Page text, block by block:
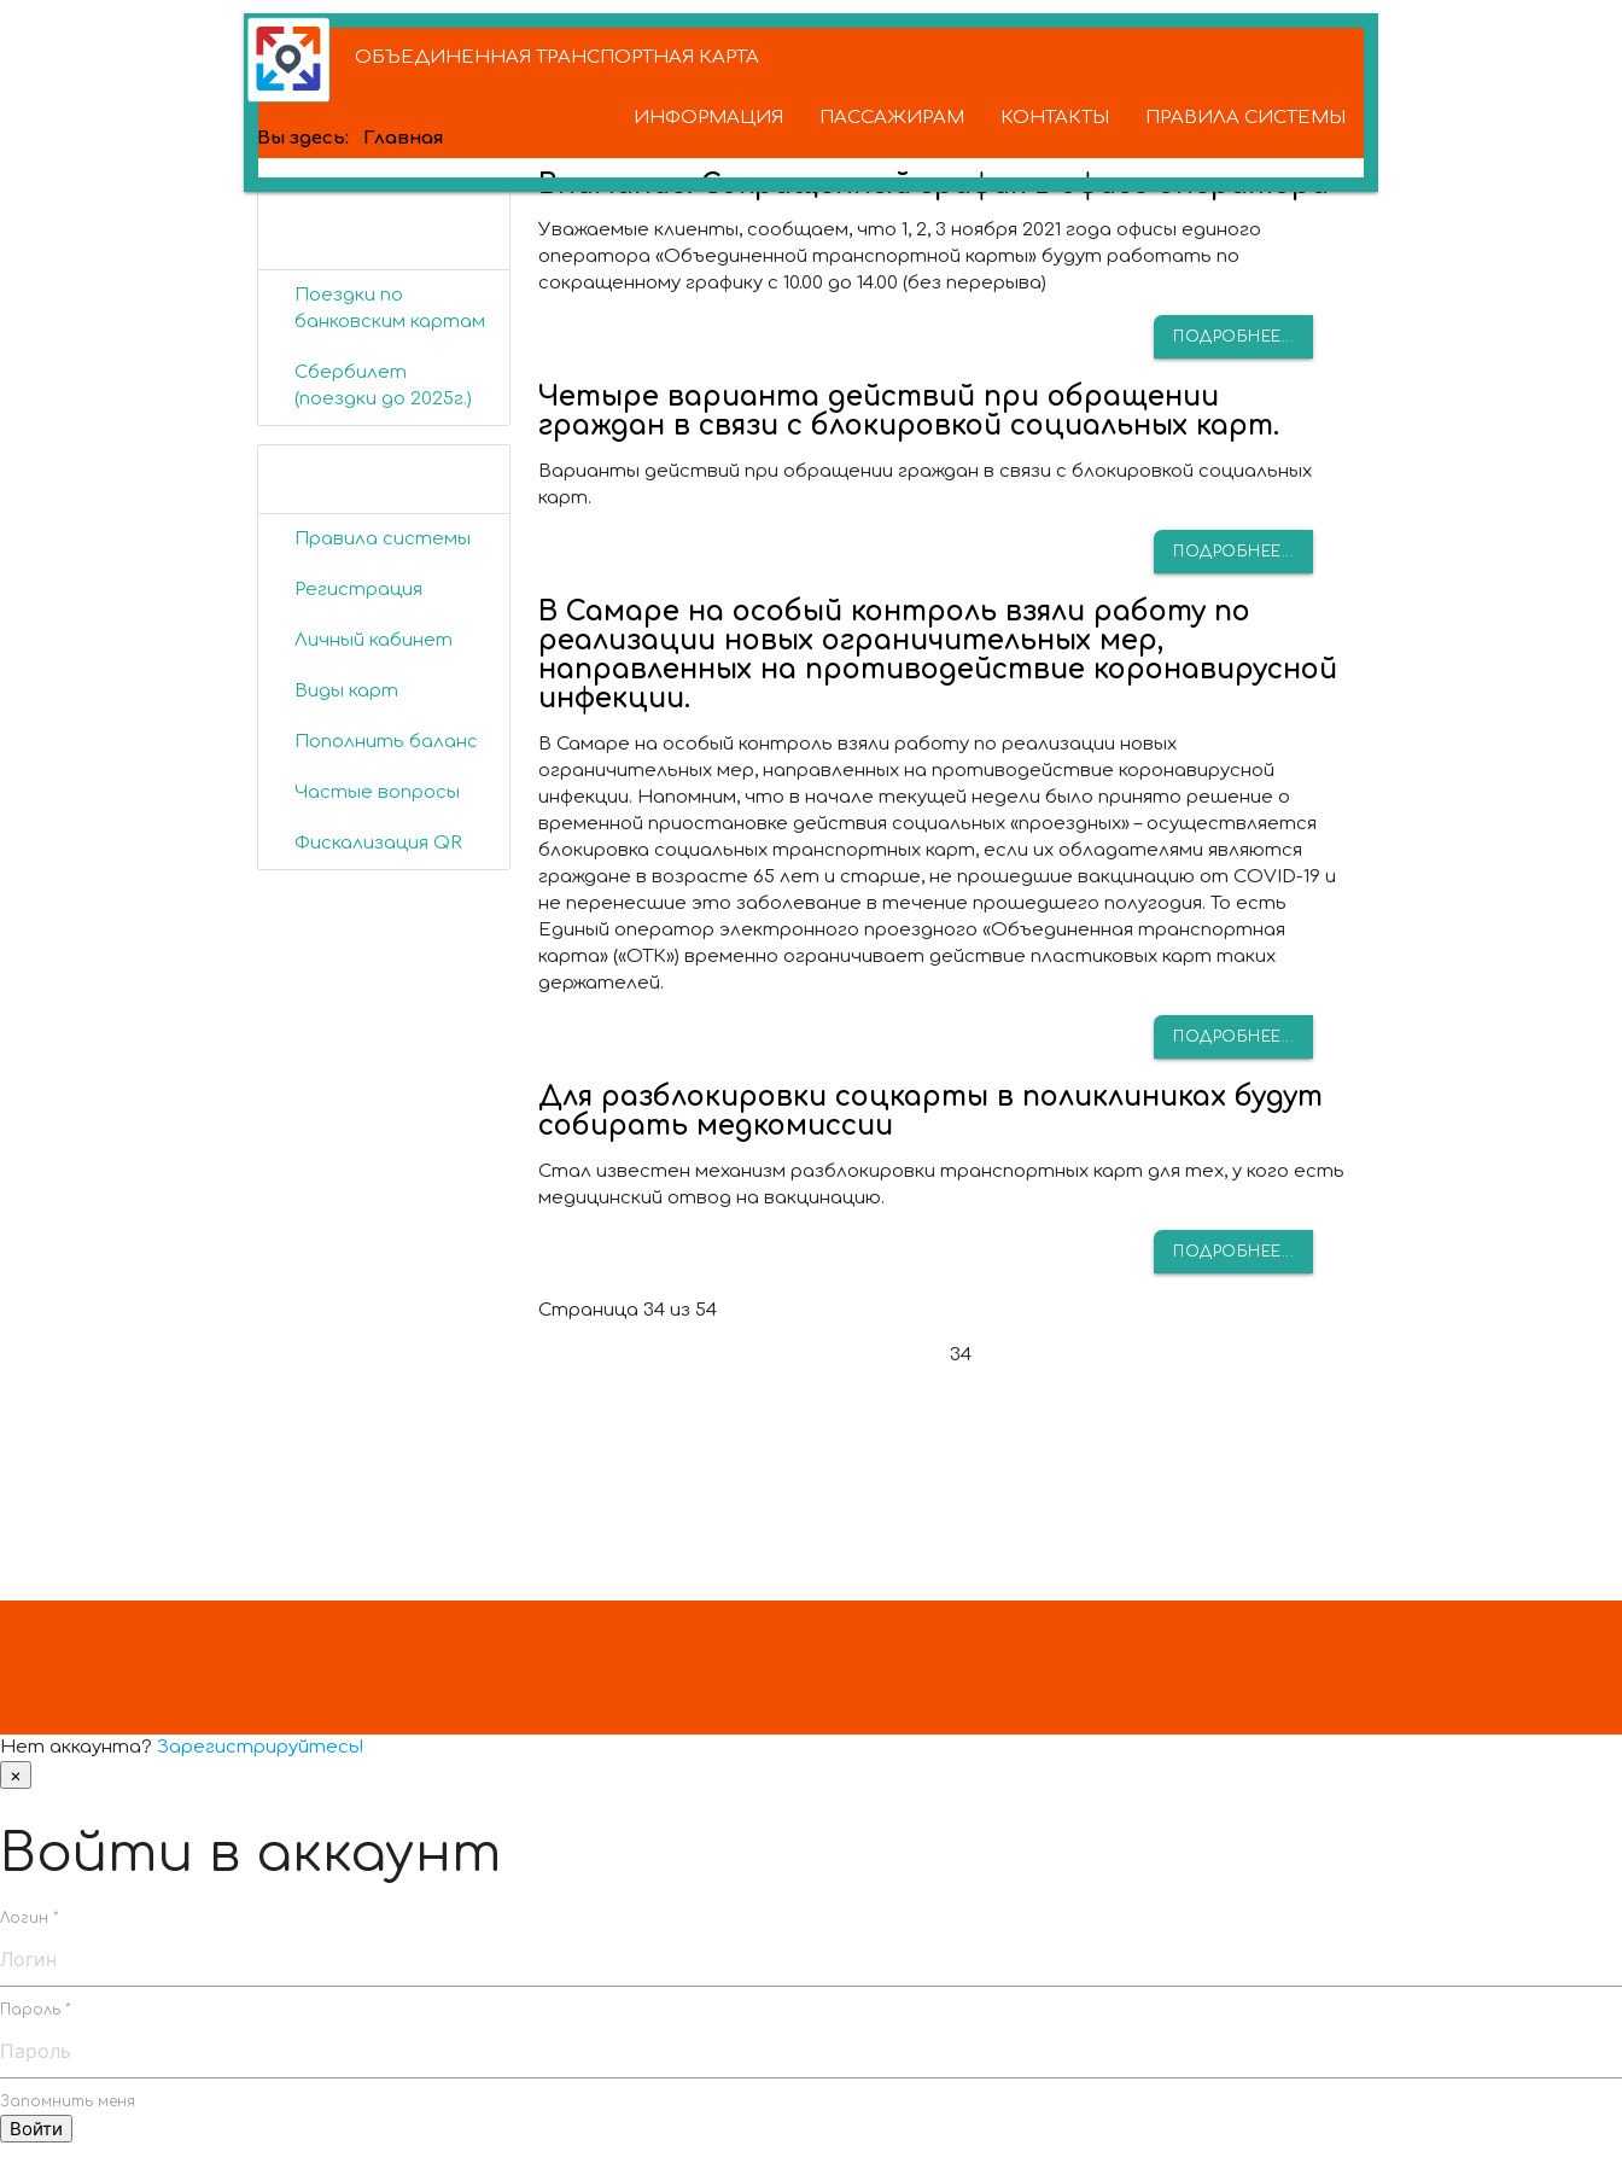
ОБЪЕДИНЕННАЯ ТРАНСПОРТНАЯ КАРТА
ИНФОРМАЦИЯ ПАССАЖИРАМ КОНТАКТЫ
ПРАВИЛА СИСТЕМЫ
Вы здесь: Главная
Поездки по
банковским картам
Сбербилет
(поездки до 2025г.)
Правила системы
Регистрация
Личный кабинет
Виды карт
Пополнить баланс
Частые вопросы
Фискализация QR
Внимание. Сокращенный график в офисе оператора
Уважаемые клиенты, сообщаем, что 1, 2, 3 ноября 2021 года офисы единого
оператора «Объединенной транспортной карты» будут работать по
сокращенному графику с 10.00 до 14.00 (без перерыва)
ПОДРОБНЕЕ...
Четыре варианта действий при обращении
граждан в связи с блокировкой социальных карт.
Варианты действий при обращении граждан в связи с блокировкой социальных
карт.
ПОДРОБНЕЕ...
В Самаре на особый контроль взяли работу по
реализации новых ограничительных мер,
направленных на противодействие коронавирусной
инфекции.
В Самаре на особый контроль взяли работу по реализации новых
ограничительных мер, направленных на противодействие коронавирусной
инфекции. Напомним, что в начале текущей недели было принято решение о
временной приостановке действия социальных «проездных» – осуществляется
блокировка социальных транспортных карт, если их обладателями являются
граждане в возрасте 65 лет и старше, не прошедшие вакцинацию от COVID-19 и
не перенесшие это заболевание в течение прошедшего полугодия. То есть
Единый оператор электронного проездного «Объединенная транспортная
карта» («ОТК») временно ограничивает действие пластиковых карт таких
держателей.
ПОДРОБНЕЕ...
Для разблокировки соцкарты в поликлиниках будут
собирать медкомиссии
Стал известен механизм разблокировки транспортных карт для тех, у кого есть
медицинский отвод на вакцинацию.
ПОДРОБНЕЕ...
Страница 34 из 54
34
Нет аккаунта? Зарегистрируйтесь!
×
Войти в аккаунт
Логин *
Пароль *
Запомнить меня
Войти